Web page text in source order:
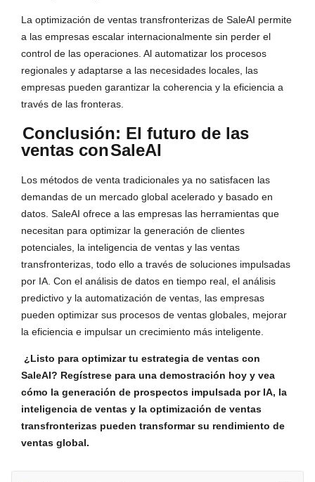
La optimización de ventas transfronterizas de SaleAI permite
a las empresas escalar internacionalmente sin perder el
control de las operaciones. Al automatizar los procesos
regionales y adaptarse a las necesidades locales, las
empresas pueden garantizar la coherencia y la eficiencia a
través de las fronteras.
Conclusión: El futuro de las
ventas conSaleAI
Los métodos de venta tradicionales ya no satisfacen las
demandas de un mercado global acelerado y basado en
datos. SaleAI ofrece a las empresas las herramientas que
necesitan para optimizar la generación de clientes
potenciales, la inteligencia de ventas y las ventas
transfronterizas, todo ello a través de soluciones impulsadas
por IA. Con el análisis de datos en tiempo real, el análisis
predictivo y la automatización de ventas, las empresas
pueden optimizar sus procesos de ventas globales, mejorar
la eficiencia e impulsar un crecimiento más inteligente.
¿Listo para optimizar tu estrategia de ventas con
SaleAI? Regístrese para una demostración hoy y vea
cómo la generación de prospectos impulsada por IA, la
inteligencia de ventas y la optimización de ventas
transfronterizas pueden transformar su rendimiento de
ventas global.